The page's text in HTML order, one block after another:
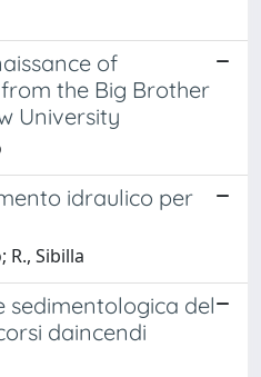
of
the Big Brother
University
idraulico per
R., Sibilla
sedimentologica del
daincendi